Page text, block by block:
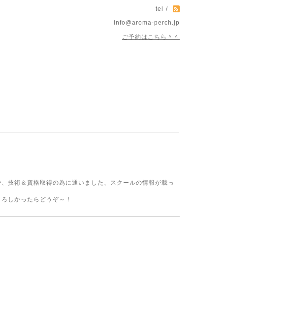
tel /
info@aroma-perch.jp
ご予約はこちら＾＾
技術＆資格取得の為に通いました、スクールの情報が載っ
しかったらどうぞ～！